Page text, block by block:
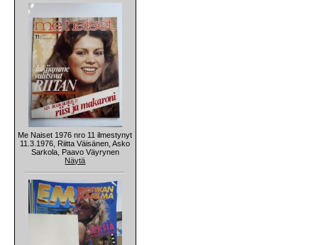
Me Naiset 1976 nro 11 ilmestynyt
11.3.1976, Riitta Väisänen, Asko
Sarkola, Paavo Väyrynen
Näytä